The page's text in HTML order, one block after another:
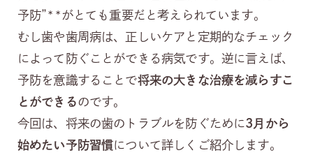
予防”**がとても重要だと考えられています。
むし歯や歯周病は、正しいケアと定期的なチェック
によって防ぐことができる病気です。逆に言えば、
予防を意識することで将来の大きな治療を減らすこ
とができるのです。
今回は、将来の歯のトラブルを防ぐために3月から
始めたい予防習慣について詳しくご紹介します。